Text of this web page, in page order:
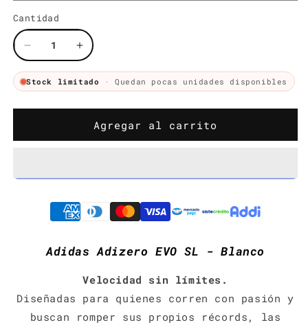
Cantidad
Cantidad
Reducir
cantidad
para
ADIDAS
ADIZERO
SL
Aumentar
cantidad
para
ADIDAS
ADIZERO
EVO
SL
Stock limitado · Quedan pocas unidades disponibles
Agregar al carrito
Adidas Adizero EVO SL - Blanco
Velocidad sin límites.
Diseñadas para quienes corren con pasión y
buscan romper sus propios récords, las